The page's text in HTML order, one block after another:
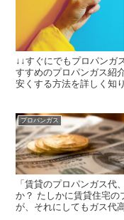
↓↓すぐにでもプロパンガ
すすめのプロパンガス紹
安くする方法を詳しく知
プロパンガス
「賃貸のプロパンガス代
か？ たしかに賃貸住宅の
が、それにしてもガス代